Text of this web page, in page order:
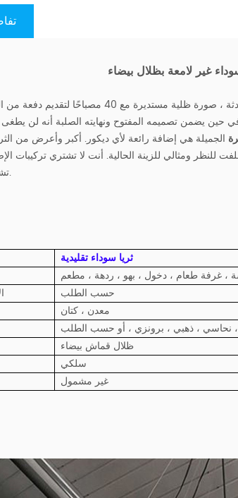
غير لامعة بظلال بيضاء
الجذابة ، الكلاسيكية المحدثة ، صورة ظلية مستديرة مع
يضمن تصميمه المفتوح ونهايته الصلبة أنه لن
الجميلة هي إضافة رائعة لأي ديكور. أكبر وأعرض من
للنظر ومثالي للزينة الحالية. أنت لا تشتري تركيبات
تشتري نمط حياة.
ثريا سوداء تقليدية
، غرفة طعام ، دخول ، بهو ، ردهة ، مطعم
حسب الطلب
معدن ، كتان
نحاسي ، ذهبي ، برونزي ، أو حسب الطلب
ظلال قماش بيضاء
سلكي
غير مشمول